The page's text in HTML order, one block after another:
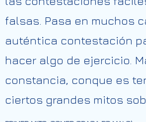
falsas. Pasa en muchos
auténtica contestación
hacer algo de ejercicio.
constancia, conque es
ciertos grandes mitos